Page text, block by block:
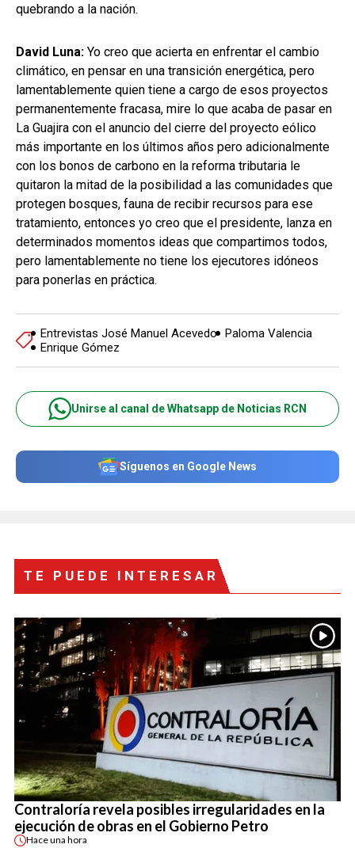
quebrando a la nación.
David Luna: Yo creo que acierta en enfrentar el cambio
climático, en pensar en una transición energética, pero
lamentablemente quien tiene a cargo de esos proyectos
permanentemente fracasa, mire lo que acaba de pasar en
La Guajira con el anuncio del cierre del proyecto eólico
más importante en los últimos años pero adicionalmente
con los bonos de carbono en la reforma tributaria le
quitaron la mitad de la posibilidad a las comunidades que
protegen bosques, fauna de recibir recursos para ese
tratamiento, entonces yo creo que el presidente, lanza en
determinados momentos ideas que compartimos todos,
pero lamentablemente no tiene los ejecutores idóneos
para ponerlas en práctica.
Entrevistas José Manuel Acevedo Paloma Valencia
Enrique Gómez
Unirse al canal de Whatsapp de Noticias RCN
Síguenos en Google News
TE PUEDE INTERESAR
Contraloría revela posibles irregularidades en la
ejecución de obras en el Gobierno Petro
Haceuna hora